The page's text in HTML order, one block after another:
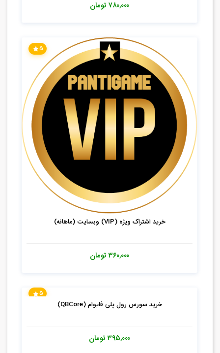
۷۸۰,۰۰۰ تومان
5
خرید اشتراک ویژه (VIP) وبسایت (ماهانه)
۳۶۰,۰۰۰تومان
5
خرید سورس رول پلی فایوام (QBCore)
۳۹۵,۰۰۰تومان